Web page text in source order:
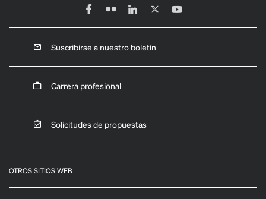
Suscribirse a nuestro boletín
Carrera profesional
Solicitudes de propuestas
OTROS SITIOS WEB